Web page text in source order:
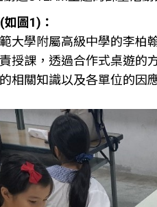
圖1)：
大學附屬高級中學的李柏
授課，透過合作式桌遊的
相關知識以及各單位的因